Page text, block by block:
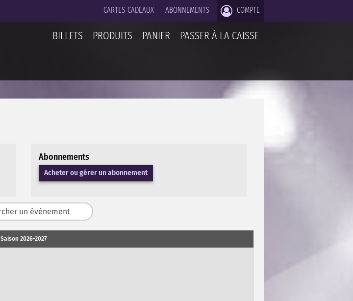
CARTES-CADEAUX ABONNEMENTS COMPTE
BILLETS PRODUITS PANIER PASSER À LA CAISSE
Abonnements
Acheter ou gérer un abonnement
Saison 2026-2027